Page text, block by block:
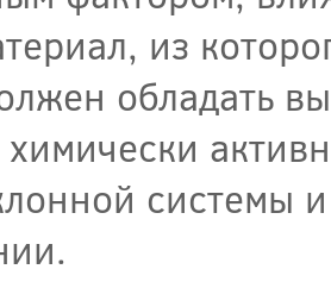
из
обладать
системы